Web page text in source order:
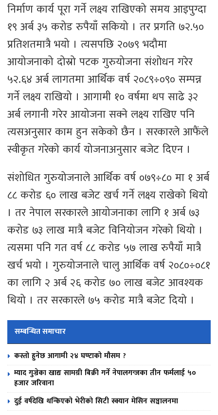
निर्माण कार्य पूरा गर्ने लक्ष्य राखिएको समय आइपुग्दा
१९ अर्ब ३५ करोड रुपैयाँ सकियो । तर प्रगति ७२.५०
प्रतिशतमात्रै भयो । त्यसपछि २०७९ भदौमा
आयोजनाको दोस्रो पटक गुरुयोजना संशोधन गरेर
५२.६४ अर्ब लागतमा आर्थिक वर्ष २०८९÷०९० सम्पन्न
गर्ने लक्ष्य राखियो । आगामी १० वर्षमा थप साढे ३२
अर्ब लगानी गरेर आयोजना सक्ने लक्ष्य राखिए पनि
त्यसअनुसार काम हुन सकेको छैन । सरकारले आफैंले
स्वीकृत गरेको कार्य योजनाअनुसार बजेट दिएन ।
संशोधित गुरुयोजनाले आर्थिक वर्ष ०७९÷८० मा १ अर्ब
८८ करोड ६० लाख बजेट खर्च गर्ने लक्ष्य राखेको थियो
। तर नेपाल सरकारले आयोजनाका लागि १ अर्ब ७३
करोड ७३ लाख मात्रै बजेट विनियोजन गरेको थियो ।
त्यसमा पनि गत वर्ष ८८ करोड ५७ लाख रुपैयाँ मात्रै
खर्च भयो । गुरुयोजनाले चालु आर्थिक वर्ष २०८०÷०८१
का लागि २ अर्ब २६ करोड ७० लाख बजेट आवश्यक
थियो । तर सरकारले ७५ करोड मात्रै बजेट दियो ।
सम्बन्धित समाचार
कस्तो हुनेछ आगामी २४ घण्टाको मौसम ?
म्याद गुज्रेका खाद्य सामग्री बिक्री गर्ने नेपालगन्जका तीन फर्मलाई ५०
हजार जरिवाना
दुई वर्षदेखि थन्किएको भेरीको सिटी स्क्यान मेसिन सञ्चालनमा